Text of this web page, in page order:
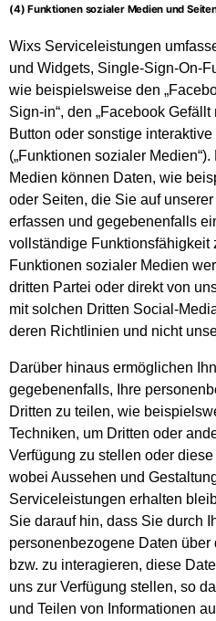
(4) Funktionen sozialer Medien und
Wixs Serviceleistungen
und Widgets, Single-Sign-On-
wie beispielsweise den
Sign-in“, den „Facebook Gefällt
Button oder sonstige
(„Funktionen sozialer
Medien können Daten, wie
oder Seiten, die Sie auf
erfassen und gegebenenfalls
vollständige Funktionsfähigkeit
Funktionen sozialer Medien
dritten Partei oder direkt von
mit solchen Dritten Social-
deren Richtlinien und nicht
Darüber hinaus ermöglichen
gegebenenfalls, Ihre
Dritten zu teilen, wie
Techniken, um Dritten oder
Verfügung zu stellen oder
wobei Aussehen und
Serviceleistungen erhalten
Sie darauf hin, dass Sie durch
personenbezogene Daten
bzw. zu interagieren, diese
uns zur Verfügung stellen, so
und Teilen von Informationen